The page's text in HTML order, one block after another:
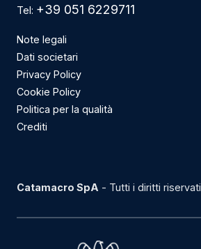
Tel: +39 051 6229711
Note legali
Dati societari
Privacy Policy
Cookie Policy
Politica per la qualità
Crediti
Catamacro SpA - Tutti i diritti riservati